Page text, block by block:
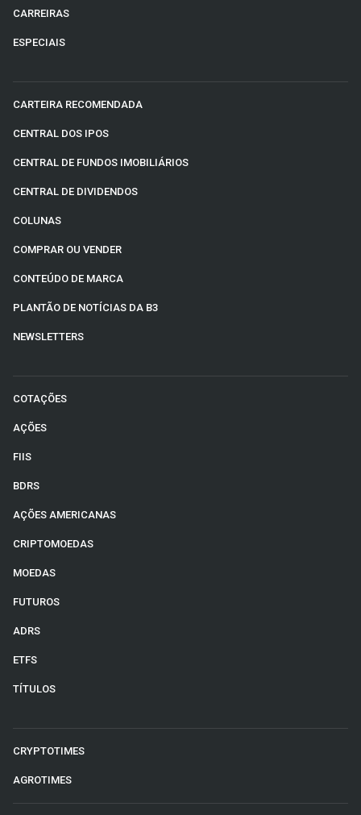
CARREIRAS
ESPECIAIS
CARTEIRA RECOMENDADA
CENTRAL DOS IPOS
CENTRAL DE FUNDOS IMOBILIÁRIOS
CENTRAL DE DIVIDENDOS
COLUNAS
COMPRAR OU VENDER
CONTEÚDO DE MARCA
PLANTÃO DE NOTÍCIAS DA B3
NEWSLETTERS
COTAÇÕES
AÇÕES
FIIS
BDRS
AÇÕES AMERICANAS
CRIPTOMOEDAS
MOEDAS
FUTUROS
ADRS
ETFS
TÍTULOS
CRYPTOTIMES
AGROTIMES